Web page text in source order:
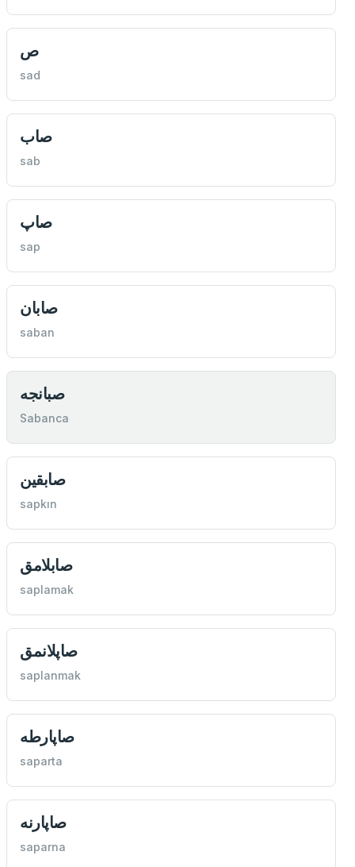
ص
sad
صاب
sab
صاپ
sap
صابان
saban
صبانجه
Sabanca
صابقين
sapkın
صابلامق
saplamak
صاپلانمق
saplanmak
صاپارطه
saparta
صاپارنه
saparna